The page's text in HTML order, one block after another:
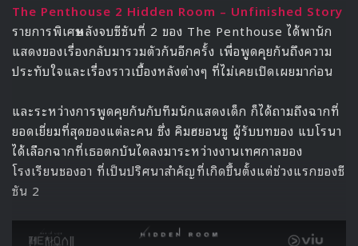
The Penthouse 2 Hidden Room – Unfinished Story
รายการพิเศษหลังจบซีซันที่ 2 ของ The Penthouse ได้พานัก
แสดงของเรื่องกลับมารวมตัวกันอีกครั้ง เพื่อพูดคุยกันถึงความ
ประทับใจและเรื่องราวเบื้องหลังต่างๆ ที่ไม่เคยเปิดเผยมาก่อน
และระหว่างการพูดคุยกันกับทีมนักแสดงเด็ก ก็ได้ถามถึงฉากที่
ยอดเยี่ยมที่สุดของแต่ละคน ซึ่ง คิมฮยอนซู ผู้รับบทของ แบโรนา
ได้เลือกฉากที่เธอตกบันไดลงมาระหว่างงานเทศกาลของ
โรงเรียนชองอา ที่เป็นปริศนาสำคัญที่เกิดขึ้นตั้งแต่ช่วงแรกของซี
ซัน 2